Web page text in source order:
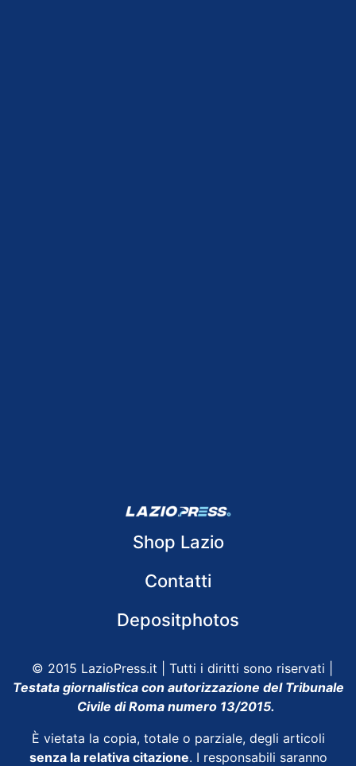
Shop Lazio
Contatti
Depositphotos
© 2015 LazioPress.it | Tutti i diritti sono riservati |
Testata giornalistica con autorizzazione del Tribunale
Civile di Roma numero 13/2015.
È vietata la copia, totale o parziale, degli articoli
senza la relativa citazione. I responsabili saranno